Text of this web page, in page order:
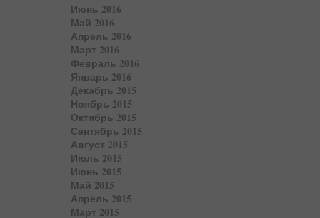
Июнь 2016
Май 2016
Апрель 2016
Март 2016
Февраль 2016
Январь 2016
Декабрь 2015
Ноябрь 2015
Октябрь 2015
Сентябрь 2015
Август 2015
Июль 2015
Июнь 2015
Май 2015
Апрель 2015
Март 2015